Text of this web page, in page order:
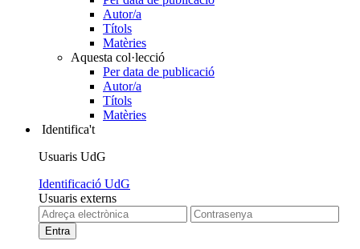
Autor/a
Títols
Matèries
Aquesta col·lecció
Per data de publicació
Autor/a
Títols
Matèries
Identifica't
Usuaris UdG
Identificació UdG
Usuaris externs